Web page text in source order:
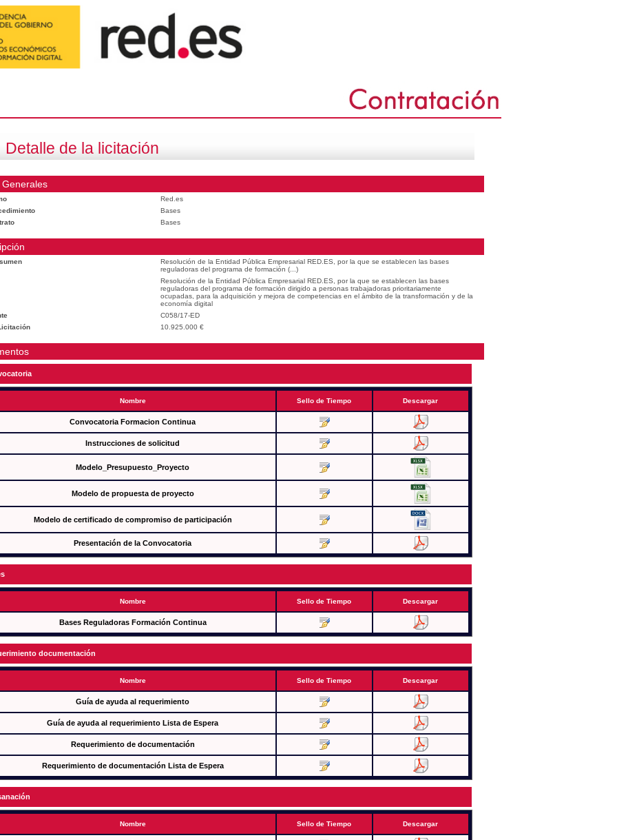
Detalle de la licitación
Red.es
Bases
Bases
Resolución de la Entidad Pública Empresarial RED.ES, por la que se establecen las bases
reguladoras del programa de formación (...)
Resolución de la Entidad Pública Empresarial RED.ES, por la que se establecen las bases
reguladoras del programa de formación dirigido a personas trabajadoras prioritariamente
ocupadas, para la adquisición y mejora de competencias en el ámbito de la transformación y de la
economía digital
C058/17-ED
10.925.000 €
Nombre Sello de Tiempo Descargar
Convocatoria Formacion Continua
Instrucciones de solicitud
Modelo_Presupuesto_Proyecto
Modelo de propuesta de proyecto
Modelo de certificado de compromiso de participación
Presentación de la Convocatoria
Nombre Sello de Tiempo Descargar
Bases Reguladoras Formación Continua
documentación
Nombre Sello de Tiempo Descargar
Guía de ayuda al requerimiento
Guía de ayuda al requerimiento Lista de Espera
Requerimiento de documentación
Requerimiento de documentación Lista de Espera
Nombre Sello de Tiempo Descargar